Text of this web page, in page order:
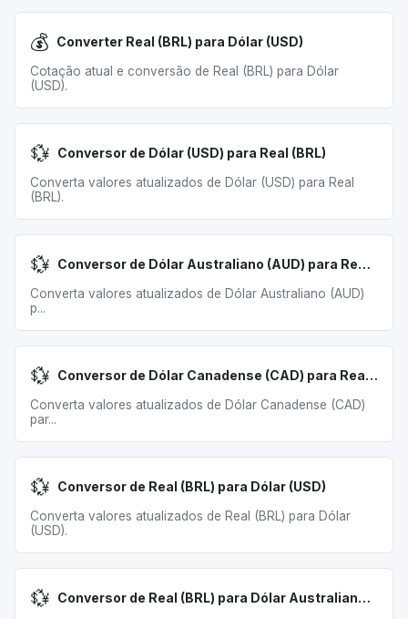
💰 Converter Real (BRL) para Dólar (USD)
Cotação atual e conversão de Real (BRL) para Dólar
(USD).
💱 Conversor de Dólar (USD) para Real (BRL)
Converta valores atualizados de Dólar (USD) para Real
(BRL).
💱 Conversor de Dólar Australiano (AUD) para Real (BRL)
Converta valores atualizados de Dólar Australiano (AUD)
p...
💱 Conversor de Dólar Canadense (CAD) para Real (BRL)
Converta valores atualizados de Dólar Canadense (CAD)
par...
💱 Conversor de Real (BRL) para Dólar (USD)
Converta valores atualizados de Real (BRL) para Dólar
(USD).
💱 Conversor de Real (BRL) para Dólar Australiano (AUD)